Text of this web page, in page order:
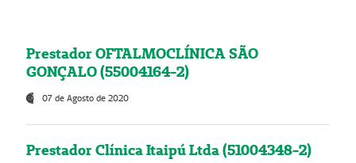
Prestador OFTALMOCLÍNICA SÃO
GONÇALO (55004164-2)
07 de Agosto de 2020
Prestador Clínica Itaipú Ltda (51004348-2)